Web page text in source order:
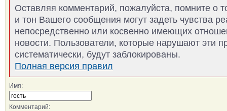
Оставляя комментарий, пожалуйста, помните о
и тон Вашего сообщения могут задеть чувства
непосредственно или косвенно имеющих
новости. Пользователи, которые нарушают эти
систематически, будут заблокированы.
Полная версия правил
Имя:
Комментарий: